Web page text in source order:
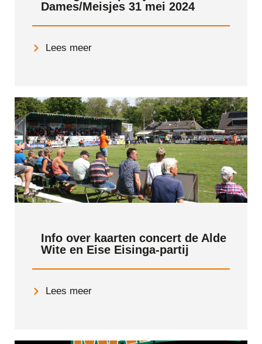
Dames/Meisjes 31 mei 2024
Lees meer
Info over kaarten concert de Alde
Wite en Eise Eisinga-partij
Lees meer